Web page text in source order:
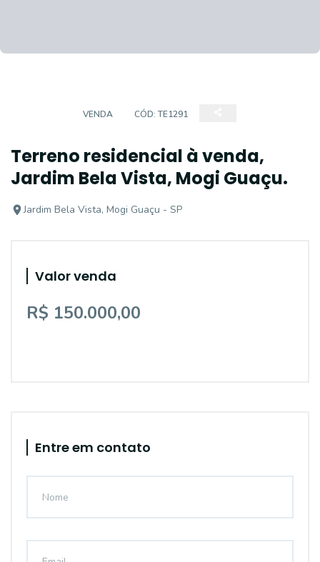
VENDA CÓD:TE1291
Terreno residencial à venda,
Jardim Bela Vista, Mogi Guaçu.
Jardim Bela Vista, Mogi Guaçu - SP
Valor venda
R$ 150.000,00
Entre em contato